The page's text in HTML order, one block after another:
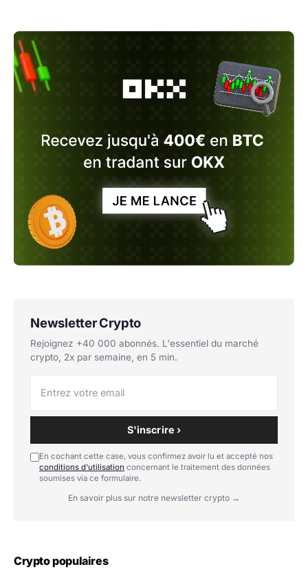
Newsletter Crypto
Rejoignez +40 000 abonnés. L'essentiel du marché
crypto, 2x par semaine, en 5 min.
S'inscrire ›
En cochant cette case, vous confirmez avoir lu et accepté nos
conditions d'utilisation concernant le traitement des données
soumises via ce formulaire.
En savoir plus sur notre newsletter crypto →
Crypto populaires